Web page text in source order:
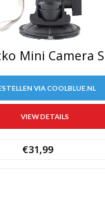
VIA COOLBLUE.NL
VIEW DETAILS
€31,99